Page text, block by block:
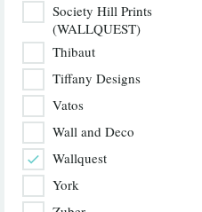
Society Hill Prints
(WALLQUEST)
Thibaut
Tiffany Designs
Vatos
Wall and Deco
Wallquest
York